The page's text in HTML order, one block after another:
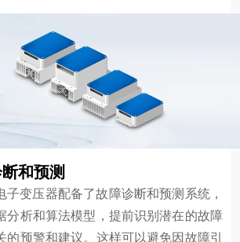
和预测
子变压器配备了故障诊断和预测系统，
分析和算法模型，提前识别潜在的故障
的预警和建议。这样可以避免因故障引